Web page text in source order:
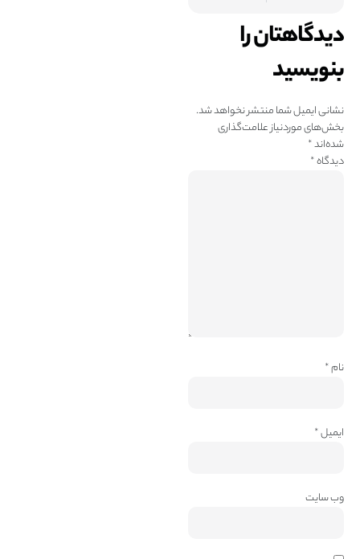
دیدگاهتان را
بنویسید
نشانی ایمیل شما منتشر نخواهد شد.
بخش‌های موردنیاز علامت‌گذاری
شده‌اند*
دیدگاه*
نام*
ایمیل*
وب‌ سایت